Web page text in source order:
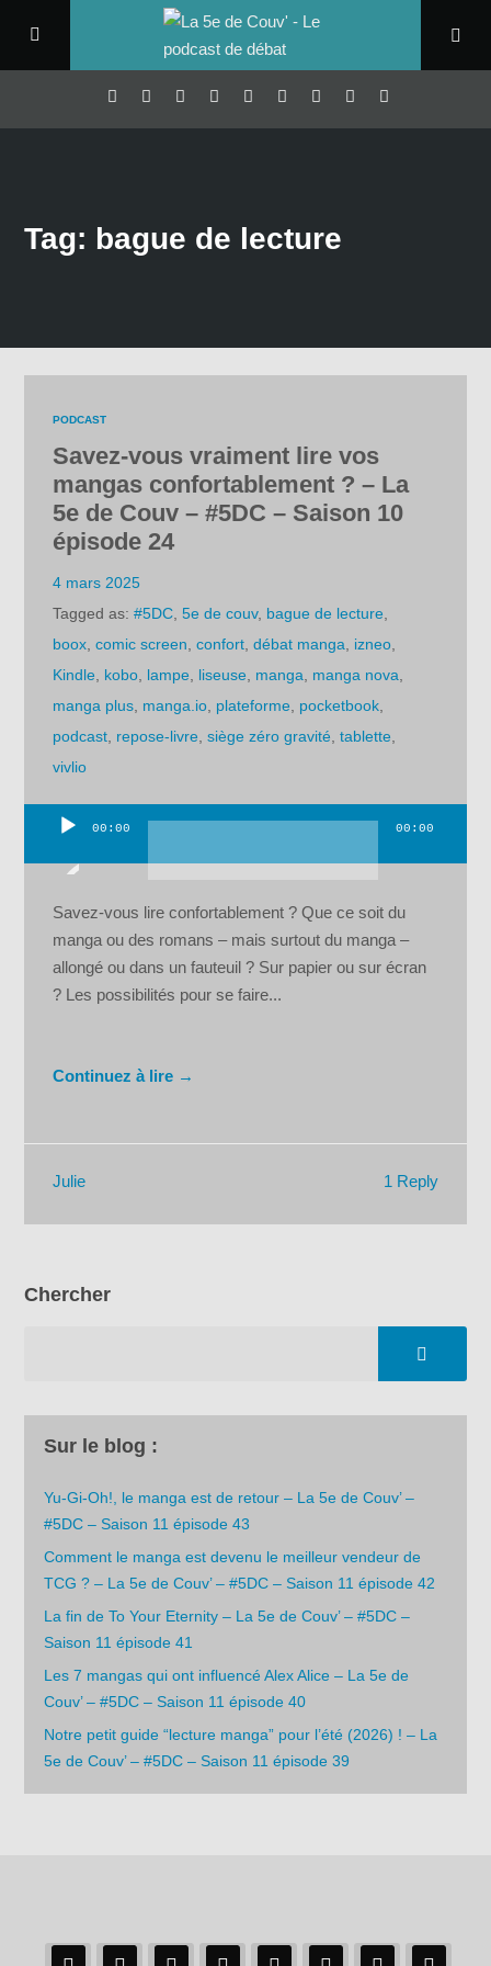
Tag: bague de lecture
PODCAST
Savez-vous vraiment lire vos
mangas confortablement ? – La
5e de Couv – #5DC – Saison 10
épisode 24
4 mars 2025
Tagged as:#5DC ,5e de couv, bague de lecture
boox ,comic screen ,confort ,débat manga izneo
Kindle kobo lampe liseuse manga manga nova
manga plus manga.io plateforme pocketbook
podcast repose-livre ,siège zéro gravité ,tablette
vivlio
00:00 00:00
Savez-vous lire confortablement ? Que ce soit du
manga ou des romans – mais surtout du manga –
allongé ou dans un fauteuil ? Sur papier ou sur écran
? Les possibilités pour se faire...
Continuez à lire →
1 Reply
Julie
Chercher
Sur le blog :
Yu-Gi-Oh!, le manga est de retour – La 5e de Couv’ –
#5DC – Saison 11 épisode 43
Comment le manga est devenu le meilleur vendeur de
TCG ? – La 5e de Couv’ – #5DC – Saison 11 épisode 42
La fin de To Your Eternity – La 5e de Couv’ – #5DC –
Saison 11 épisode 41
Les 7 mangas qui ont influencé Alex Alice – La 5e de
Couv’ – #5DC – Saison 11 épisode 40
Notre petit guide “lecture manga” pour l’été (2026) ! – La
5e de Couv’ – #5DC – Saison 11 épisode 39